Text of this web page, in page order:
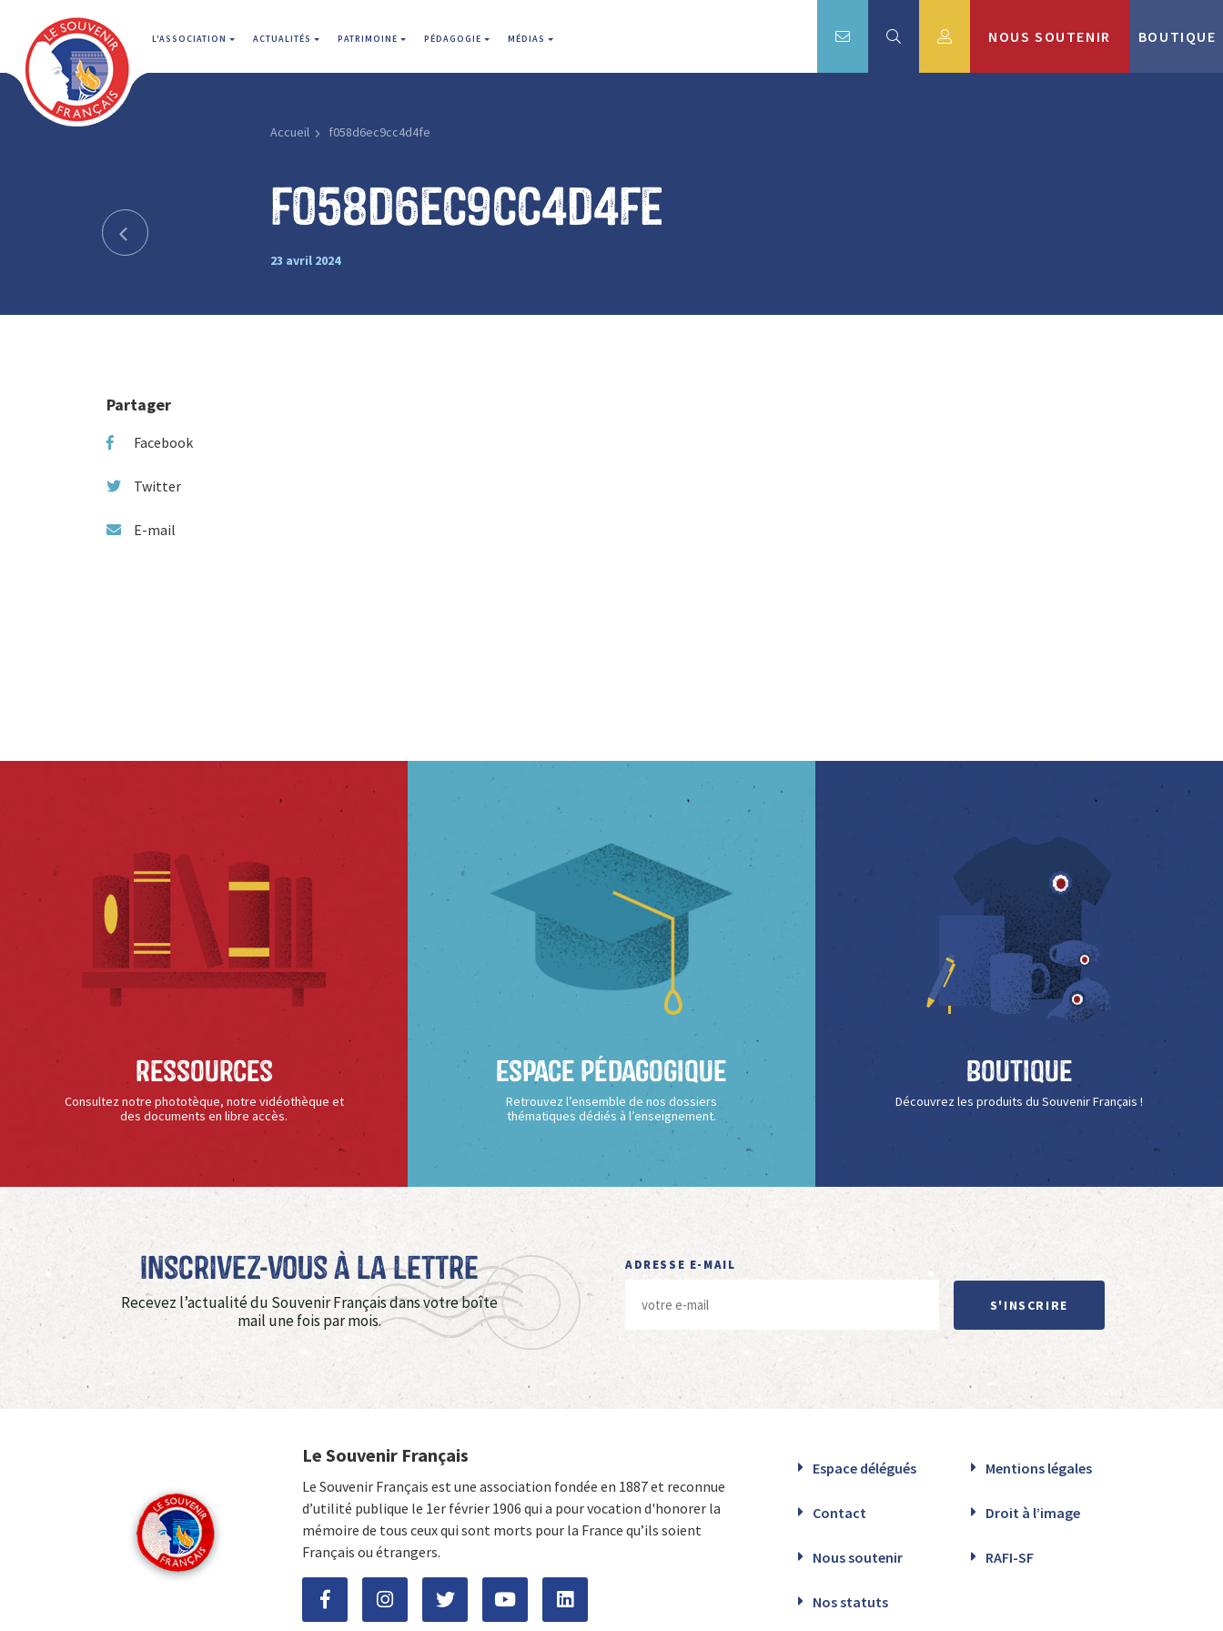
L'ASSOCIATION ACTUALITÉS PATRIMOINE PÉDAGOGIE MÉDIAS NOUS SOUTENIR BOUTIQUE
Accueil f058d6ec9cc4d4fe
f058d6ec9cc4d4fe
23 avril 2024
Partager
Facebook
Twitter
E-mail
Ressources
Consultez notre phototèque, notre vidéothèque et
des documents en libre accès.
Espace Pédagogique
Retrouvez l’ensemble de nos dossiers
thématiques dédiés à l’enseignement.
Boutique
Découvrez les produits du Souvenir Français !
Inscrivez-vous à La Lettre
Recevez l’actualité du Souvenir Français dans votre boîte
mail une fois par mois.
ADRESSE E-MAIL
S'INSCRIRE
Le Souvenir Français
Le Souvenir Français est une association fondée en 1887 et reconnue
d’utilité publique le 1er février 1906 qui a pour vocation d'honorer la
mémoire de tous ceux qui sont morts pour la France qu’ils soient
Français ou étrangers.
Espace délégués Mentions légales
Contact Droit à l’image
Nous soutenir RAFI-SF
Nos statuts